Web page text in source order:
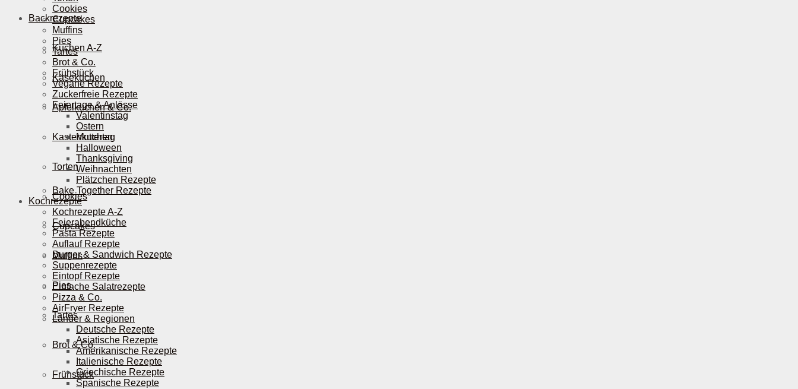
Backrezepte
Kuchen A-Z
Käsekuchen
Apfelkuchen & Co.
Kastenkuchen
Torten
Cookies
Cupcakes
Muffins
Pies
Tartes
Brot & Co.
Frühstück
Cookies
Cupcakes
Muffins
Pies
Tartes
Brot & Co.
Frühstück
Vegane Rezepte
Zuckerfreie Rezepte
Feiertage & Anlässe
Valentinstag
Ostern
Muttertag
Halloween
Thanksgiving
Weihnachten
Plätzchen Rezepte
Bake Together Rezepte
Kochrezepte
Kochrezepte A-Z
Feierabendküche
Pasta Rezepte
Auflauf Rezepte
Burger & Sandwich Rezepte
Suppenrezepte
Eintopf Rezepte
Einfache Salatrezepte
Pizza & Co.
AirFryer Rezepte
Länder & Regionen
Deutsche Rezepte
Asiatische Rezepte
Amerikanische Rezepte
Italienische Rezepte
Griechische Rezepte
Spanische Rezepte